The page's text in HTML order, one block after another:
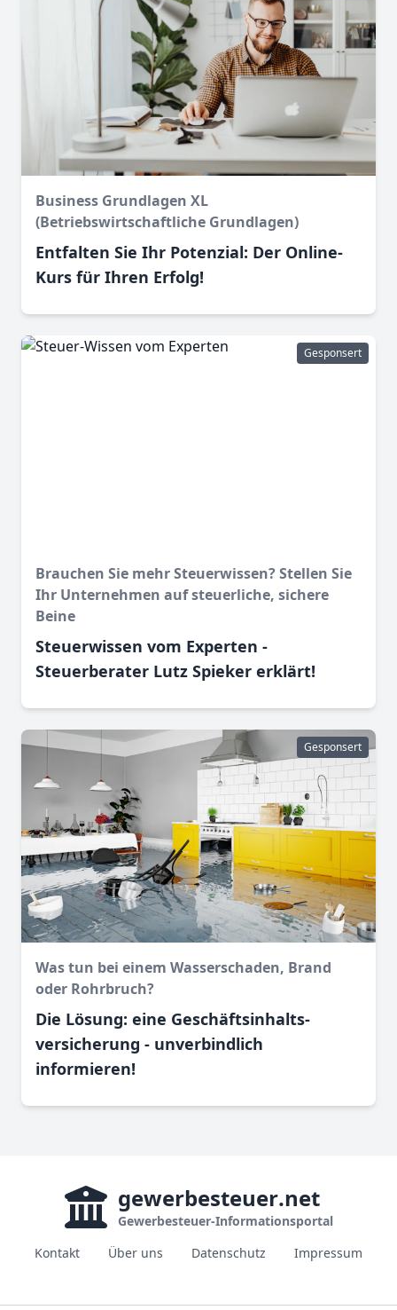
Business Grundlagen XL
(Betriebswirtschaftliche Grundlagen)
Entfalten Sie Ihr Potenzial: Der Online-
Kurs für Ihren Erfolg!
Gesponsert
Brauchen Sie mehr Steuerwissen? Stellen Sie
Ihr Unternehmen auf steuerliche, sichere
Beine
Steuerwissen vom Experten -
Steuerberater Lutz Spieker erklärt!
Gesponsert
Was tun bei einem Wasser­schaden, Brand
oder Rohr­bruch?
Die Lösung: eine Geschäftsinhalts­
versicherung - unverbindlich
informieren!
gewerbesteuer.net
Gewerbesteuer-Informationsportal
Kontakt
Über uns Datenschutz Impressum